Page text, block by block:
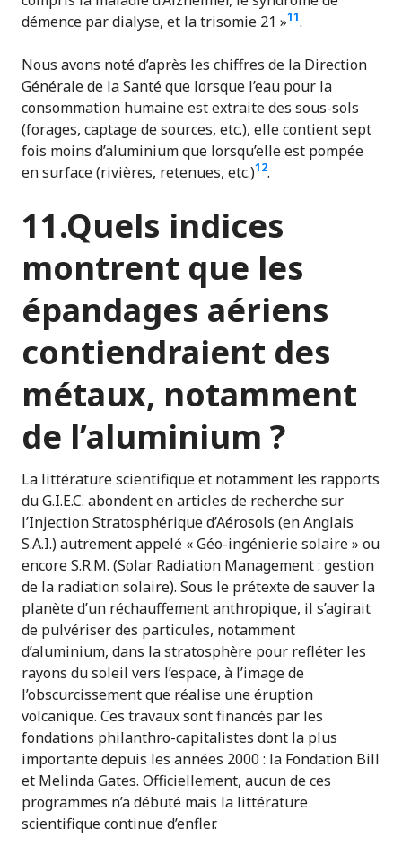
démence par dialyse, et la trisomie 21 »11.
Nous avons noté d’après les chiffres de la Direction
Générale de la Santé que lorsque l’eau pour la
consommation humaine est extraite des sous-sols
(forages, captage de sources, etc.), elle contient sept
fois moins d’aluminium que lorsqu’elle est pompée
en surface (rivières, retenues, etc.)12.
11.Quels indices
montrent que les
épandages aériens
contiendraient des
métaux, notamment
de l’aluminium ?
La littérature scientifique et notamment les rapports
du G.I.E.C. abondent en articles de recherche sur
l’Injection Stratosphérique d’Aérosols (en Anglais
S.A.I.) autrement appelé « Géo-ingénierie solaire » ou
encore S.R.M. (Solar Radiation Management : gestion
de la radiation solaire). Sous le prétexte de sauver la
planète d’un réchauffement anthropique, il s’agirait
de pulvériser des particules, notamment
d’aluminium, dans la stratosphère pour refléter les
rayons du soleil vers l’espace, à l’image de
l’obscurcissement que réalise une éruption
volcanique. Ces travaux sont financés par les
fondations philanthro-capitalistes dont la plus
importante depuis les années 2000 : la Fondation Bill
et Melinda Gates. Officiellement, aucun de ces
programmes n’a débuté mais la littérature
scientifique continue d’enfler.